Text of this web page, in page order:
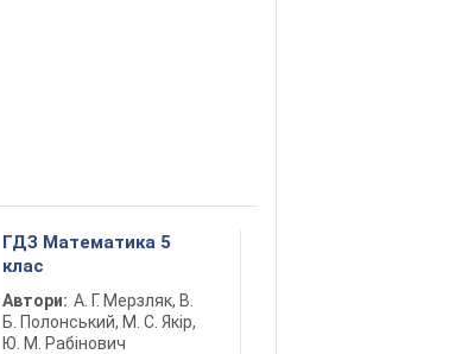
ГДЗ Математика 5
клас
Автори: А. Г. Мерзляк, В.
Б. Полонський, М. С. Якір,
Ю. М. Рабінович